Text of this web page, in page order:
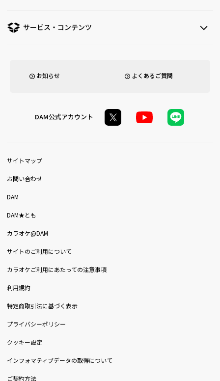
サービス・コンテンツ
お知らせ よくあるご質問
DAM公式アカウント
サイトマップ
お問い合わせ
DAM
DAM★とも
カラオケ@DAM
サイトのご利用について
カラオケご利用にあたっての注意事項
利用規約
特定商取引法に基づく表示
プライバシーポリシー
クッキー設定
インフォマティブデータの取得について
ご契約方法